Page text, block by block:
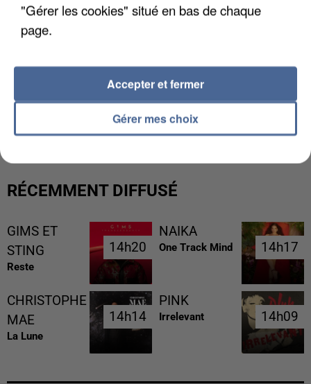
LES DONNÉES DE 300 000 CLIENTS DÉROBÉES À
INTERMARCHÉ APRÈS UNE...
RÉCEMMENT DIFFUSÉ
GIMS ET
STING
Reste
14h20
14h20
NAIKA
One Track Mind 14h17
14h17
CHRISTOPHE
MAE
La Lune
14h14
14h14
PINK
Irrelevant 14h09
14h09
"Gérer les cookies" situé en bas de chaque
page.
Gérer mes choix
Accepter et fermer